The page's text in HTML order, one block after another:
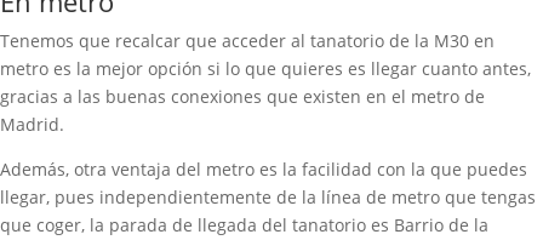
Tenemos que recalcar que acceder al tanatorio de la M30 en
metro es la mejor opción si lo que quieres es llegar cuanto antes,
gracias a las buenas conexiones que existen en el metro de
Madrid.
Además, otra ventaja del metro es la facilidad con la que puedes
llegar, pues independientemente de la línea de metro que tengas
que coger, la parada de llegada del tanatorio es Barrio de la